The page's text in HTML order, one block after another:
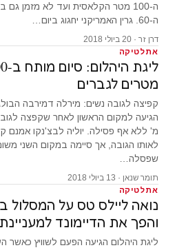
ה-100 מטר הקלאסית ועד לא מזמן גם
ה-60. גרין האמריקני יחגוג ביום…
דרן זר · 20 ביולי 2018
אתלטיקה
ליגת
מטרים לגברים
קפיצה לגובה נשים: מירלה דמירבה
מ' ללא אף פסילה. יוליה לבצ'נקו אמנם
לאותו הגובה, אך סיימה במקום השני
שפסלה…
תומר שנאן · 13 ביולי 2018
אתלטיקה
נואה ליילס טס על המסלול
והפך את הדיימונד
ליגת היהלום הגיעה הפעם לשוויץ כאשר